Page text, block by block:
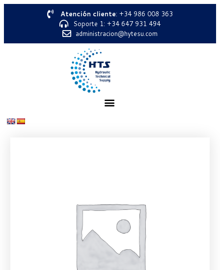
Atención cliente: +34 986 008 363
Soporte 1: +34 647 931 494
administracion@hytesu.com